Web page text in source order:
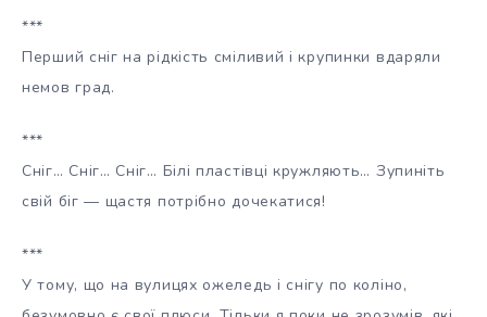
***
Перший сніг на рідкість сміливий і крупинки вдаряли
немов град.
***
Сніг… Сніг… Сніг… Білі пластівці кружляють… Зупиніть
свій біг — щастя потрібно дочекатися!
***
У тому, що на вулицях ожеледь і снігу по коліно,